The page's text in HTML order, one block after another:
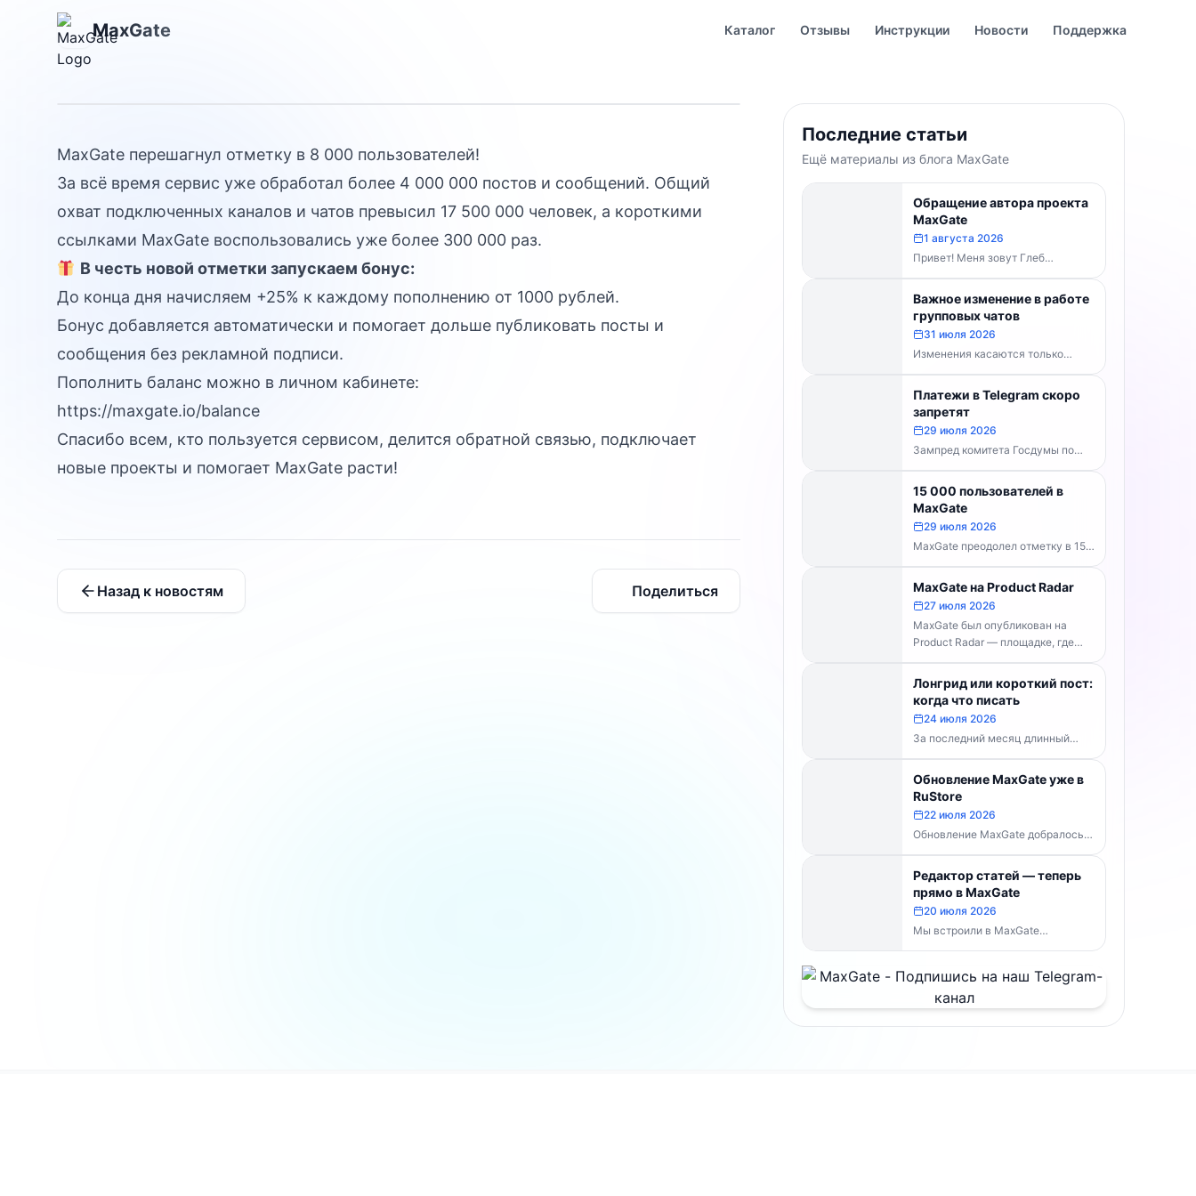
MaxGate Каталог Отзывы Инструкции Новости Поддержка
MaxGate
MaxGate перешагнул отметку в 8 000 пользователей!
За всё время сервис уже обработал более 4 000 000 постов и сообщений. Общий
охват подключенных каналов и чатов превысил 17 500 000 человек, а короткими
ссылками MaxGate воспользовались уже более 300 000 раз.
В честь новой отметки запускаем бонус:
До конца дня начисляем +25% к каждому пополнению от 1000 рублей.
Бонус добавляется автоматически и помогает дольше публиковать посты и
сообщения без рекламной подписи.
Пополнить баланс можно в личном кабинете:
https://maxgate.io/balance
Спасибо всем, кто пользуется сервисом, делится обратной связью, подключает
новые проекты и помогает MaxGate расти!
Назад к новостям Поделиться
Последние статьи
Ещё материалы из блога MaxGate
Обращение автора проекта
MaxGate
1 августа 2026
Привет! Меня зовут Глеб
Буваненко — кто-то из вас уже
знает меня по чату поддержки....
Важное изменение в работе
групповых чатов
31 июля 2026
Изменения касаются только
групп и чатов. Каналы работают в
прежнем режиме — владельцам
каналов делать...
Платежи в Telegram скоро
запретят
29 июля 2026
Зампред комитета Госдумы по
информполитике Андрей Свинцов
рекомендовал россиянам
временно воздержаться от оплат
внутри Telegram...
15 000 пользователей в
MaxGate
29 июля 2026
MaxGate преодолел отметку в 15
000 пользователей! Каждый день
сервис обрабатывает более 30
000 фотографий...
MaxGate на Product Radar
27 июля 2026
MaxGate был опубликован на
Product Radar — площадке, где
выбирают лучшие российские
технологические продукты. Если...
Лонгрид или короткий пост:
когда что писать
24 июля 2026
За последний месяц длинный
формат перестал быть
технической проблемой. Telegram
выпустил конструктор статей,
MaxGate научился...
Обновление MaxGate уже в
RuStore
22 июля 2026
Обновление MaxGate добралось
до RuStore — теперь актуальная
версия доступна всем, без
скачивания APK напрямую:...
Редактор статей — теперь
прямо в MaxGate
20 июля 2026
Мы встроили в MaxGate
собственный редактор статей.
таблицами, изображениями и
полным...